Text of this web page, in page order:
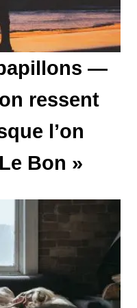
—
ressent
l’on
Bon »